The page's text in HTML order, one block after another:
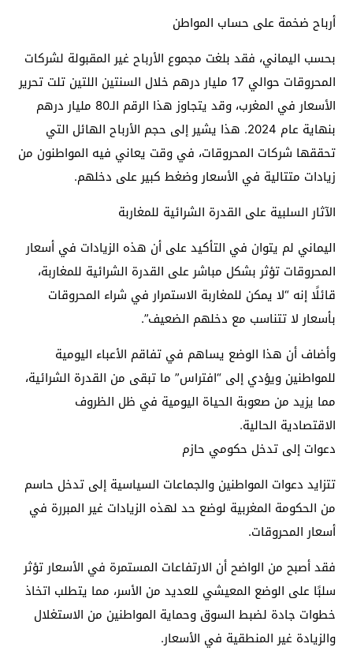
أرباح ضخمة على حساب المواطن
بحسب اليماني، فقد بلغت مجموع الأرباح غير المقبولة لشركات
المحروقات حوالي 17 مليار درهم خلال السنتين اللتين تلت تحرير
الأسعار في المغرب، وقد يتجاوز هذا الرقم الـ80 مليار درهم
بنهاية عام 2024. هذا يشير إلى حجم الأرباح الهائل التي
تحققها شركات المحروقات، في وقت يعاني فيه المواطنون من
زيادات متتالية في الأسعار وضغط كبير على دخلهم.
الآثار السلبية على القدرة الشرائية للمغاربة
اليماني لم يتوان في التأكيد على أن هذه الزيادات في أسعار
المحروقات تؤثر بشكل مباشر على القدرة الشرائية للمغاربة،
قائلًا إنه “لا يمكن للمغاربة الاستمرار في شراء المحروقات
بأسعار لا تتناسب مع دخلهم الضعيف”.
وأضاف أن هذا الوضع يساهم في تفاقم الأعباء اليومية
للمواطنين ويؤدي إلى “افتراس” ما تبقى من القدرة الشرائية،
مما يزيد من صعوبة الحياة اليومية في ظل الظروف
الاقتصادية الحالية.
دعوات إلى تدخل حكومي حازم
تتزايد دعوات المواطنين والجماعات السياسية إلى تدخل حاسم
من الحكومة المغربية لوضع حد لهذه الزيادات غير المبررة في
أسعار المحروقات.
فقد أصبح من الواضح أن الارتفاعات المستمرة في الأسعار تؤثر
سلبًا على الوضع المعيشي للعديد من الأسر، مما يتطلب اتخاذ
خطوات جادة لضبط السوق وحماية المواطنين من الاستغلال
والزيادة غير المنطقية في الأسعار.